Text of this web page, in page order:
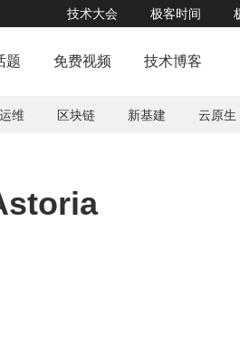
技术大会 极客时间
题 免费视频 技术博客
运维 区块链 新基建 云原生